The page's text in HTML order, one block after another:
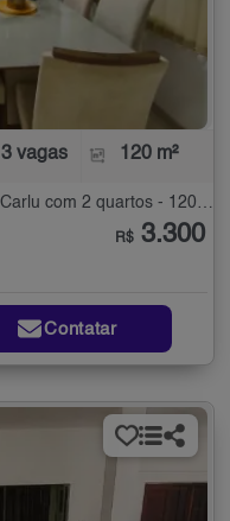
3 vagas 120 m²
Casa Térrea para Alugar no Jardim Carlu com 2 quartos - 120 m²
R$ 3.300
Contatar